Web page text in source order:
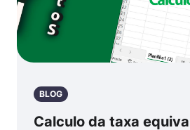
BLOG
Calculo da taxa